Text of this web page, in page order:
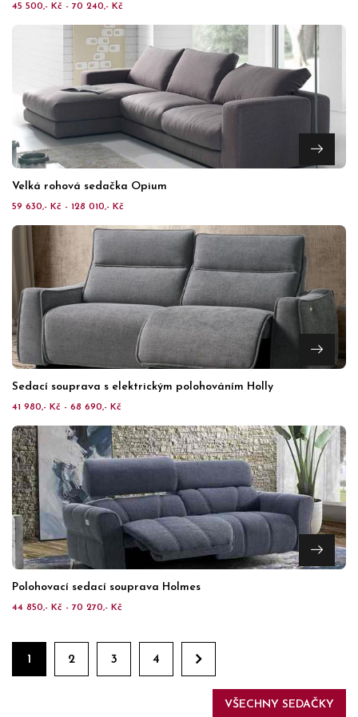
45 500,- Kč - 70 240,- Kč
Velká rohová sedačka Opium
59 630,- Kč - 128 010,- Kč
Sedací souprava s elektrickým polohováním Holly
41 980,- Kč - 68 690,- Kč
Polohovací sedací souprava Holmes
44 850,- Kč - 70 270,- Kč
1 2 3 4
VŠECHNY SEDAČKY